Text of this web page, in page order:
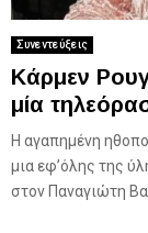
Συνεντεύξεις
Κάρμεν
μία
Η αγαπημένη
μια εφ’όλης της
στον Παναγιώτη